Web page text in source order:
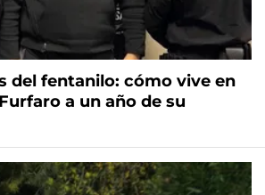
del fentanilo: cómo vive en
a un año de su